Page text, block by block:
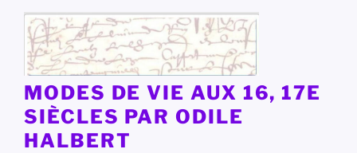
contenu
principal
MODES DE VIE AUX 16, 17E
SIÈCLES PAR ODILE
HALBERT